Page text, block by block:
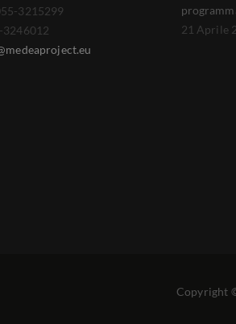
3215299
3246012
21 Aprile
Copyright